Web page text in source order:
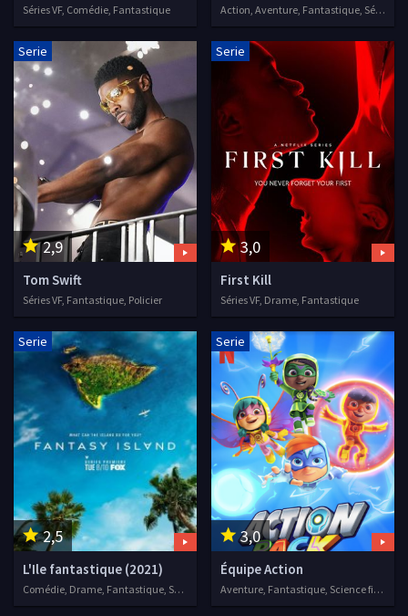
Séries VF, Comédie, Fantastique Action, Aventure, Fantastique, Séries VF, 2019
2,9
Serie
Tom Swift
Séries VF, Fantastique, Policier
3,0
Serie
First Kill
Séries VF, Drame, Fantastique
2,5
Serie
L'Ile fantastique (2021)
Comédie, Drame, Fantastique, Séries VOSTFR, 2021
3,0
Serie
Équipe Action
Aventure, Fantastique, Science fiction, Animation, Séries VF, 2021